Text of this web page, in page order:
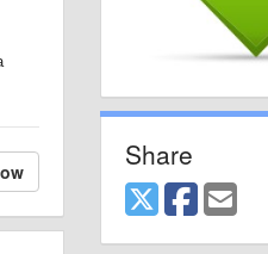
Share